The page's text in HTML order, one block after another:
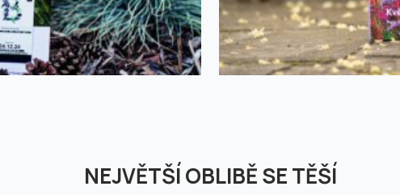
NEJVĚTŠÍ OBLIBĚ SE TĚŠÍ